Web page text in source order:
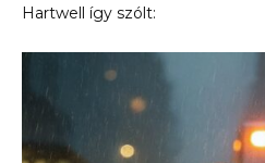
Hartwell így szólt: